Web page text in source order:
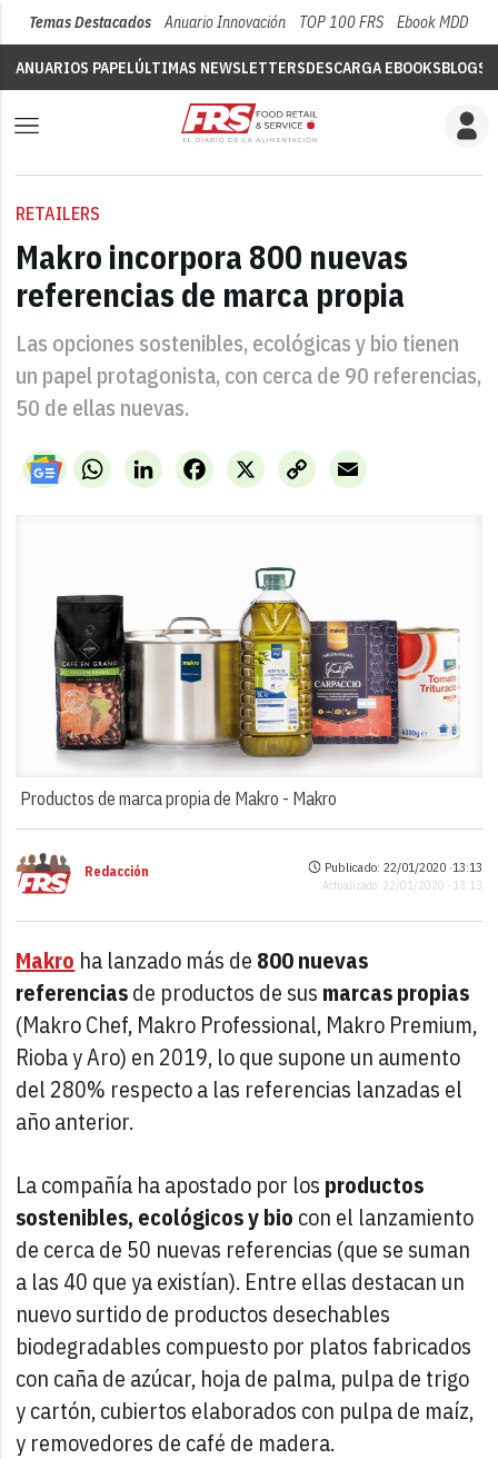
Temas Destacados Anuario Innovación TOP 100 FRS Ebook MDD
ANUARIOS PAPELÚLTIMAS NEWSLETTERSDESCARGA EBOOKSBLOGS
RETAILERS
Makro incorpora 800 nuevas
referencias de marca propia
Las opciones sostenibles, ecológicas y bio tienen
un papel protagonista, con cerca de 90 referencias,
50 de ellas nuevas.
WhatsAppLinkedIn X
Facebook
Copy
Link
Email
Productos de marca propia de Makro - Makro
Redacción Publicado: 22/01/2020 ·13:13
Actualizado: 22/01/2020 · 13:13
Makro ha lanzado más de 800 nuevas
referenciasde productos de sus marcas propias
(Makro Chef, Makro Professional, Makro Premium,
Rioba y Aro) en 2019, lo que supone un aumento
del 280% respecto a las referencias lanzadas el
año anterior.
La compañía ha apostado por los productos
sostenibles, ecológicos y bio con el lanzamiento
de cerca de 50 nuevas referencias (que se suman
a las 40 que ya existían). Entre ellas destacan un
nuevo surtido de productos desechables
biodegradables compuesto por platos fabricados
con caña de azúcar, hoja de palma, pulpa de trigo
y cartón, cubiertos elaborados con pulpa de maíz,
y removedores de café de madera.